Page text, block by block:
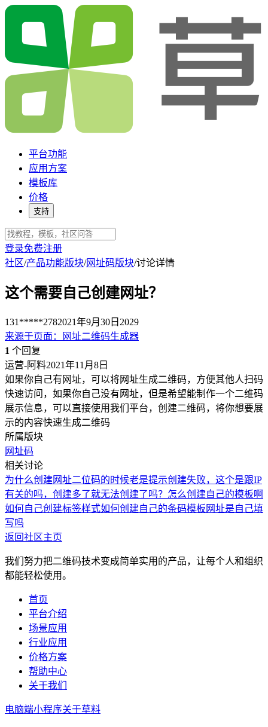
平台功能
应用方案
模板库
价格
支持
登录免费注册
社区/产品功能版块/网址码版块/讨论详情
这个需要自己创建网址？
131*****2782021年9月30日 2029
来源于页面 ：
网址二维码生成器
1 个回复
运营-阿料2021年11月8日
如果你自己有网址，可以将网址生成二维码，方便其他人扫码
快速访问，如果你自己没有网址，但是希望能制作一个二维码
展示信息，可以直接使用我们平台，创建二维码，将你想要展
示的内容快速生成二维码
所属版块
网址码
相关讨论
为什么创建网址二位码的时候老是提示创建失败，这个是跟IP
有关的吗，创建多了就无法创建了吗？ 怎么创建自己的模板啊
如何自己创建标签样式如何创建自己的条码模板 网址是自己填
写吗
返回社区主页
我们努力把二维码技术变成简单实用的产品，让每个人和组织
都能轻松使用。
首页
平台介绍
场景应用
行业应用
价格方案
帮助中心
关于我们
电脑端小程序关于草料